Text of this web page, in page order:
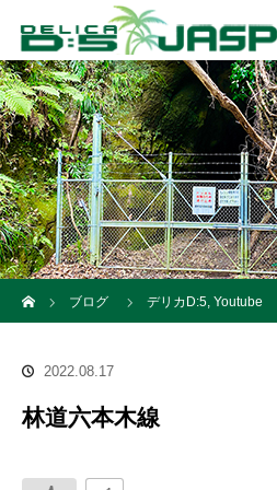
ブログ
デリカD:5, Youtube
2022.08.17
林道六本木線